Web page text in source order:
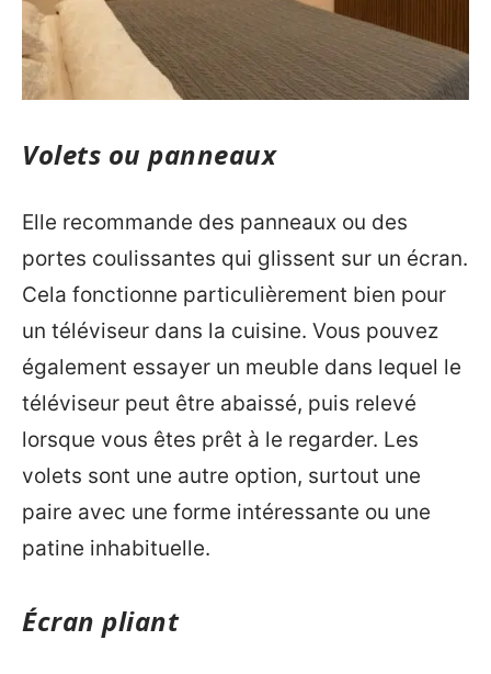
Volets ou panneaux
Elle recommande des panneaux ou des
portes coulissantes qui glissent sur un écran.
Cela fonctionne particulièrement bien pour
un téléviseur dans la cuisine. Vous pouvez
également essayer un meuble dans lequel le
téléviseur peut être abaissé, puis relevé
lorsque vous êtes prêt à le regarder. Les
volets sont une autre option, surtout une
paire avec une forme intéressante ou une
patine inhabituelle.
Écran pliant